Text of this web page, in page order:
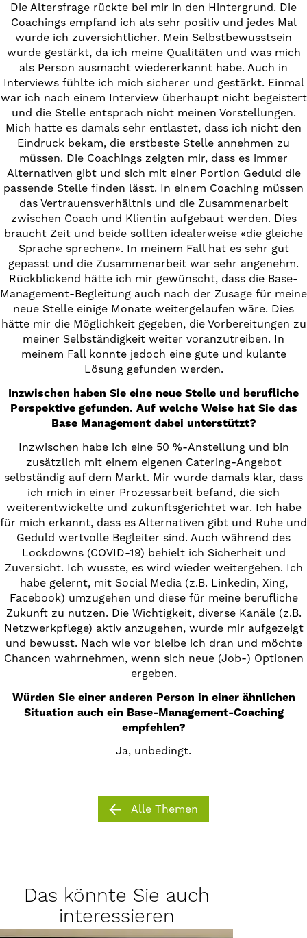
Die Altersfrage rückte bei mir in den Hintergrund. Die
Coachings empfand ich als sehr positiv und jedes Mal
wurde ich zuversichtlicher. Mein Selbstbewusstsein
wurde gestärkt, da ich meine Qualitäten und was mich
als Person ausmacht wiedererkannt habe. Auch in
Interviews fühlte ich mich sicherer und gestärkt. Einmal
war ich nach einem Interview überhaupt nicht begeistert
und die Stelle entsprach nicht meinen Vorstellungen.
Mich hatte es damals sehr entlastet, dass ich nicht den
Eindruck bekam, die erstbeste Stelle annehmen zu
müssen. Die Coachings zeigten mir, dass es immer
Alternativen gibt und sich mit einer Portion Geduld die
passende Stelle finden lässt. In einem Coaching müssen
das Vertrauensverhältnis und die Zusammenarbeit
zwischen Coach und Klientin aufgebaut werden. Dies
braucht Zeit und beide sollten idealerweise «die gleiche
Sprache sprechen». In meinem Fall hat es sehr gut
gepasst und die Zusammenarbeit war sehr angenehm.
Rückblickend hätte ich mir gewünscht, dass die Base-
Management-Begleitung auch nach der Zusage für meine
neue Stelle einige Monate weitergelaufen wäre. Dies
hätte mir die Möglichkeit gegeben, die Vorbereitungen zu
meiner Selbständigkeit weiter voranzutreiben. In
meinem Fall konnte jedoch eine gute und kulante
Lösung gefunden werden.
Inzwischen haben Sie eine neue Stelle und berufliche
Perspektive gefunden. Auf welche Weise hat Sie das
Base Management dabei unterstützt?
Inzwischen habe ich eine 50 %-Anstellung und bin
zusätzlich mit einem eigenen Catering-Angebot
selbständig auf dem Markt. Mir wurde damals klar, dass
ich mich in einer Prozessarbeit befand, die sich
weiterentwickelte und zukunftsgerichtet war. Ich habe
für mich erkannt, dass es Alternativen gibt und Ruhe und
Geduld wertvolle Begleiter sind. Auch während des
Lockdowns (COVID-19) behielt ich Sicherheit und
Zuversicht. Ich wusste, es wird wieder weitergehen. Ich
habe gelernt, mit Social Media (z.B. Linkedin, Xing,
Facebook) umzugehen und diese für meine berufliche
Zukunft zu nutzen. Die Wichtigkeit, diverse Kanäle (z.B.
Netzwerkpflege) aktiv anzugehen, wurde mir aufgezeigt
und bewusst. Nach wie vor bleibe ich dran und möchte
Chancen wahrnehmen, wenn sich neue (Job-) Optionen
ergeben.
Würden Sie einer anderen Person in einer ähnlichen
Situation auch ein Base-Management-Coaching
empfehlen?
Ja, unbedingt.
Alle Themen
Das könnte Sie auch
interessieren